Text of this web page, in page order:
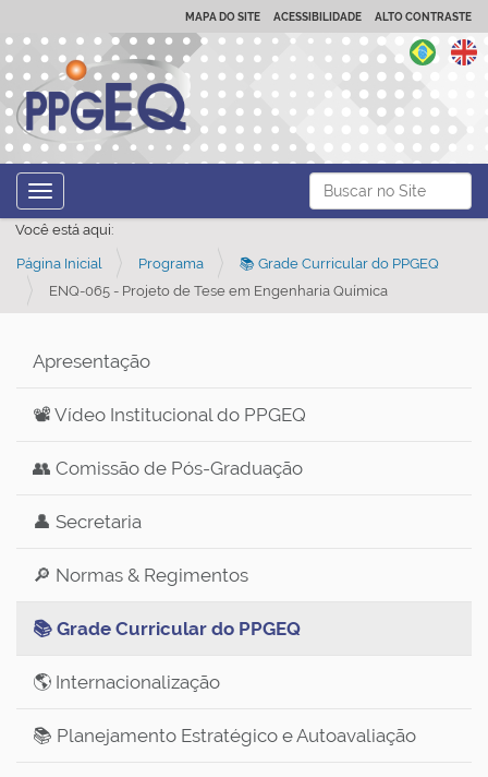
Busca
Busca Avançada…
MAPA DO SITE ACESSIBILIDADE ALTO CONTRASTE
Toggle navigation
Você está aqui:
Página Inicial Programa
📚 Grade Curricular do PPGEQ
ENQ-065 - Projeto de Tese em Engenharia Química
Apresentação
📽️ Vídeo Institucional do PPGEQ
👥 Comissão de Pós-Graduação
👤 Secretaria
🔎 Normas & Regimentos
📚 Grade Curricular do PPGEQ
🌎 Internacionalização
📚 Planejamento Estratégico e Autoavaliação